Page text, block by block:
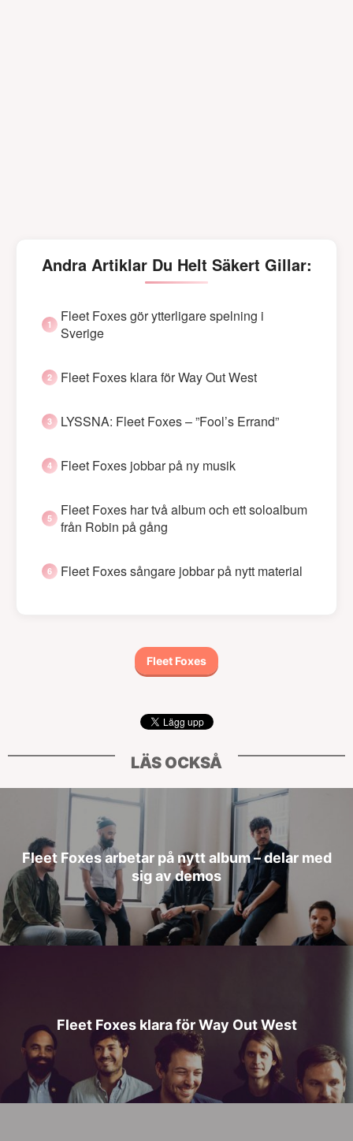
Andra Artiklar Du Helt Säkert Gillar:
Fleet Foxes gör ytterligare spelning i
Sverige
Fleet Foxes klara för Way Out West
LYSSNA: Fleet Foxes – ”Fool’s Errand”
Fleet Foxes jobbar på ny musik
Fleet Foxes har två album och ett soloalbum
från Robin på gång
Fleet Foxes sångare jobbar på nytt material
Fleet Foxes
LÄS OCKSÅ
Fleet Foxes arbetar på nytt album – delar med
sig av demos
Fleet Foxes klara för Way Out West